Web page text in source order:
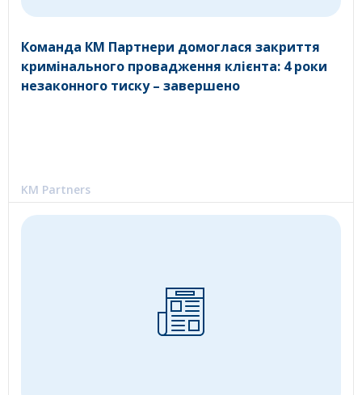
Команда КМ Партнери домоглася закриття
кримінального провадження клієнта: 4 роки
незаконного тиску – завершено
KM Partners